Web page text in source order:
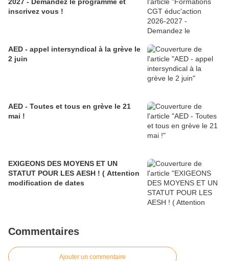
inscrivez vous !
AED - appel intersyndical à la grève le
2 juin
AED - Toutes et tous en grève le 21
mai !
EXIGEONS DES MOYENS ET UN
STATUT POUR LES AESH ! ( Attention
modification de dates
Commentaires
Ajouter un commentaire